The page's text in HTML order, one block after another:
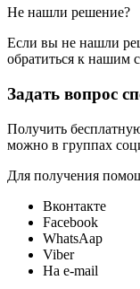
Не нашли решение?
Если вы не нашли
обратиться к нашим
Задать вопрос
Получить
можно в группах
Для получения
Вконтакте
Facebook
WhatsAap
Viber
На e-mail